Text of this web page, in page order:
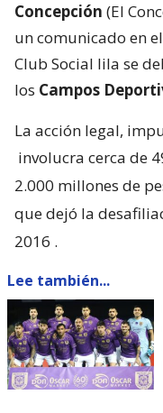
Concepción (El
un comunicado en
Club Social lila se
los Campos
La acción legal,
involucra cerca de
2.000 millones de
que dejó la
2016 .
Lee también...